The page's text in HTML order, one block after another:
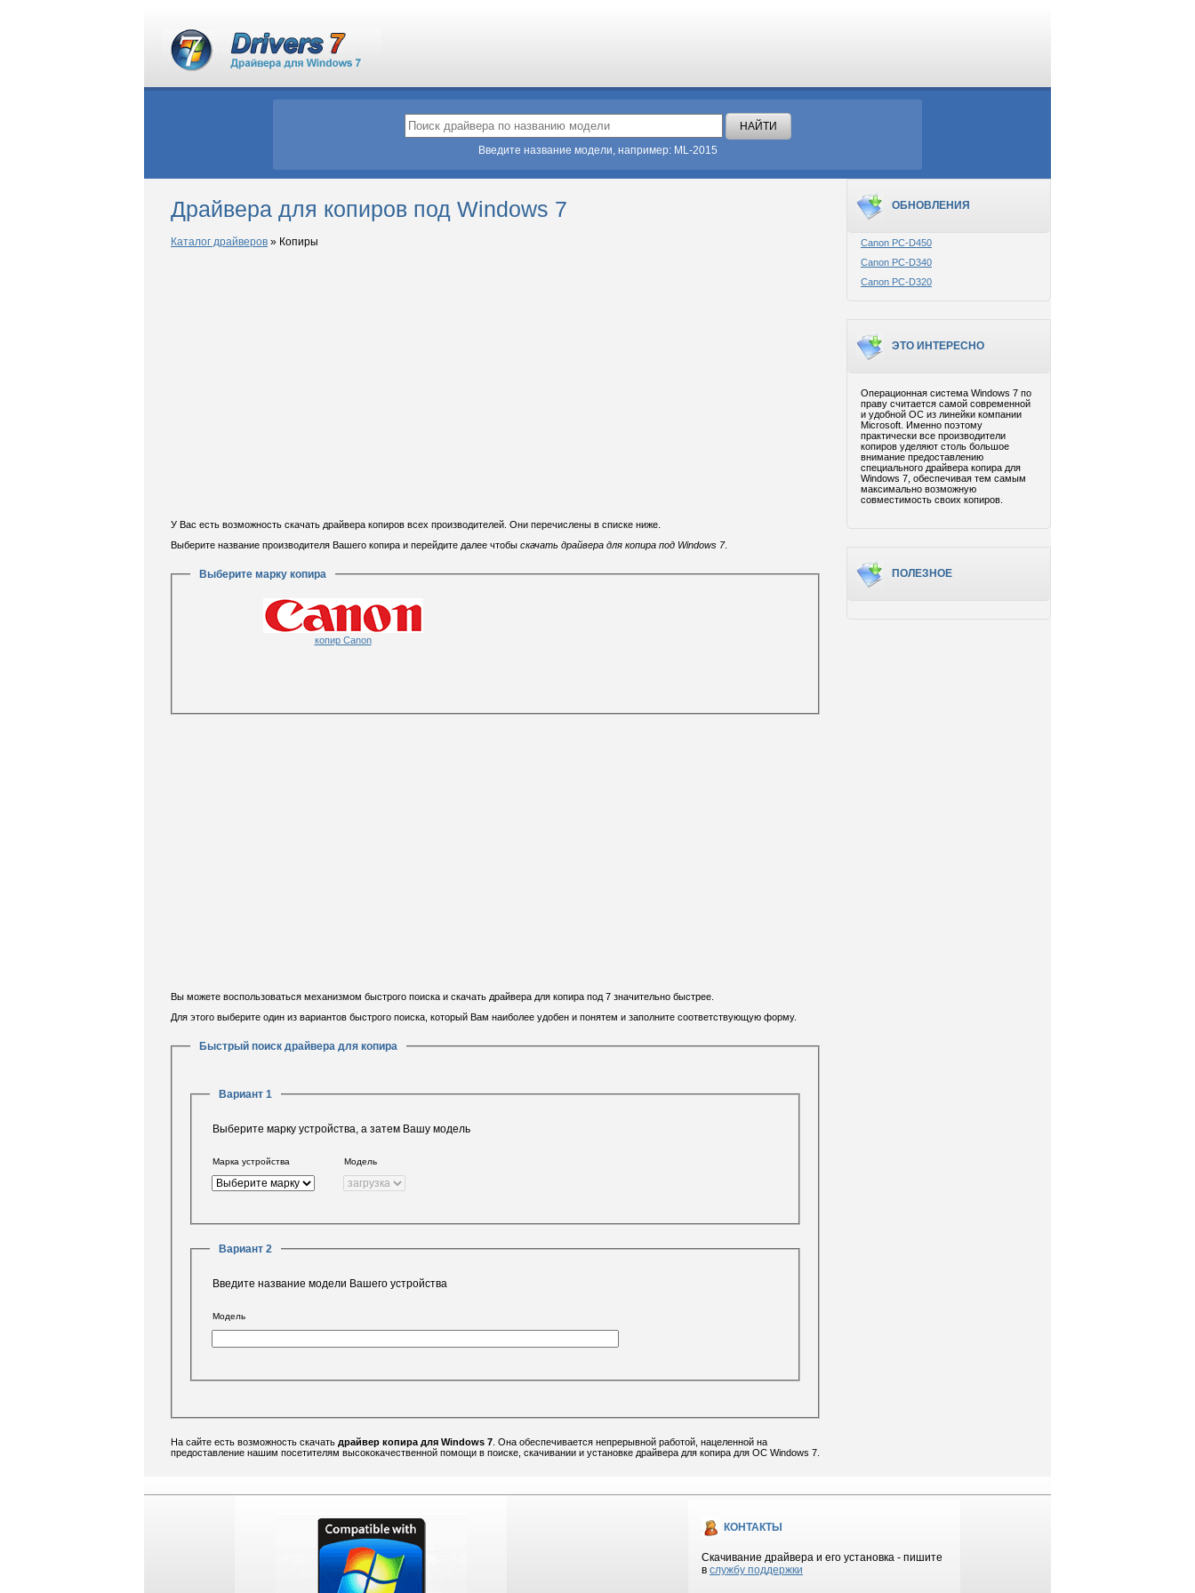
Введите название модели, например: ML-2015
Драйвера для копиров под Windows 7
Каталог драйверов » Копиры
У Вас есть возможность скачать драйвера копиров всех производителей. Они перечислены в списке ниже.
Выберите название производителя Вашего копира и перейдите далее чтобы скачать драйвера для копира под Windows 7.
Выберите марку копира
копир Canon
Вы можете воспользоваться механизмом быстрого поиска и скачать драйвера для копира под 7 значительно быстрее.
Для этого выберите один из вариантов быстрого поиска, который Вам наиболее удобен и понятем и заполните соответствующую форму.
Быстрый поиск драйвера для копира
Вариант 1
Выберите марку устройства, а затем Вашу модель
Марка устройства Модель
Вариант 2
Введите название модели Вашего устройства
Модель
На сайте есть возможность скачать драйвер копира для Windows 7 . Она обеспечивается непрерывной работой, нацеленной на
предоставление нашим посетителям высококачественной помощи в поиске, скачивании и установке драйвера для копира для ОС Windows 7.
ОБНОВЛЕНИЯ
Canon PC-D450
Canon PC-D340
Canon PC-D320
ЭТО ИНТЕРЕСНО
Операционная система Windows 7 по
праву считается самой современной
и удобной ОС из линейки компании
Microsoft. Именно поэтому
практически все производители
копиров уделяют столь большое
внимание предоставлению
специального драйвера копира для
Windows 7, обеспечивая тем самым
максимально возможную
совместимость своих копиров.
ПОЛЕЗНОЕ
КОНТАКТЫ
Скачивание драйвера и его установка - пишите
в службу поддержки